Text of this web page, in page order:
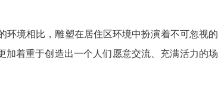
环境相比，雕塑在居住区环境中扮演着不可忽视的
着重于创造出一个人们愿意交流、充满活力的场